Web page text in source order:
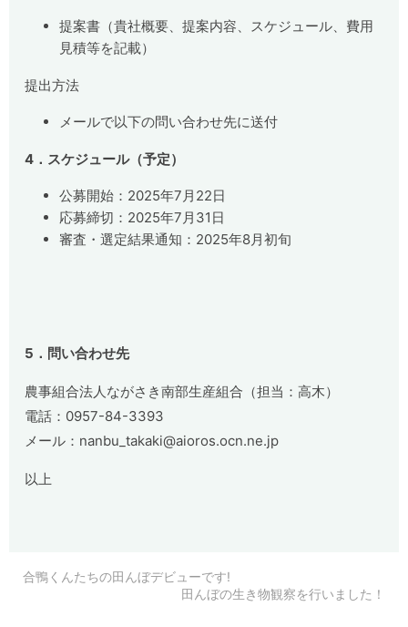
提案書（貴社概要、提案内容、スケジュール、費用
見積等を記載）
提出方法
メールで以下の問い合わせ先に送付
4 ．スケジュール（予定）
公募開始： 2025年7月 22日
応募締切： 2025年7月 31 日
審査・選定結果通知： 2025年8月初旬
5 ．問い合わせ先
農事組合法人ながさき南部生産組合（担当：高木）
電話： 0957-84-3393
メール： nanbu_takaki@aioros.ocn.ne.jp
以上
合鴨くんたちの田んぼデビューです!
田んぼの生き物観察を行いました！